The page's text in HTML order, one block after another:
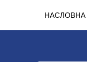
НАСЛОВНА